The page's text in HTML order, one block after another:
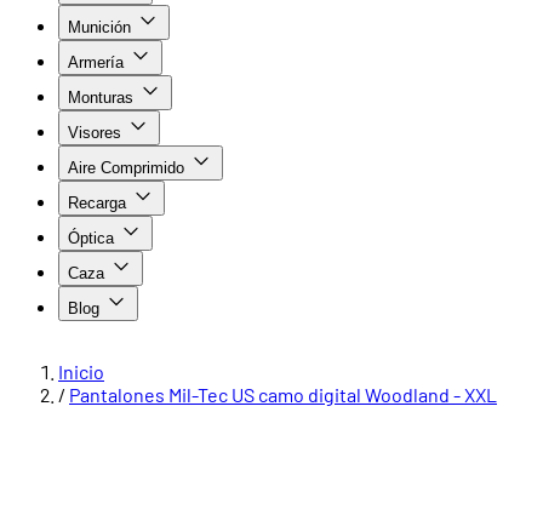
Munición
Armería
Monturas
Visores
Aire Comprimido
Recarga
Óptica
Caza
Blog
Inicio
/ Pantalones Mil-Tec US camo digital Woodland - XXL